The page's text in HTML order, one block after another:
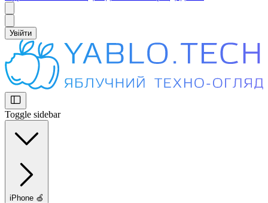
Увійти
Toggle sidebar
iPhone 🍏